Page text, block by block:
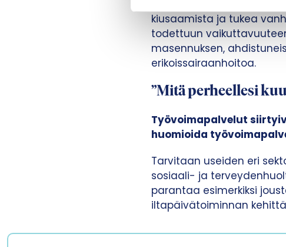
k
kiusaamista ja tukea
todettuun
masennuksen,
erikoissairaanhoitoa.
”Mitä perheellesi
Työvoimapalvelut
huomioida
Tarvitaan useiden eri
sosiaali- ja
parantaa esimerkiksi
iltapäivätoiminnan